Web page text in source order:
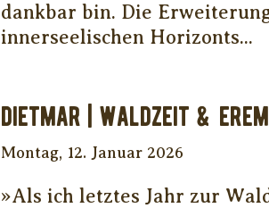
dankbar bin. Die
innerseelischen Horizonts...
DIETMAR | WALDZEIT &
Montag, 12. Januar 2026
»Als ich letztes Jahr zur